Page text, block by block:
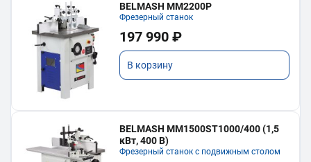
BELMASH MM2200P
Фрезерный станок
197 990 ₽
В корзину
BELMASH MM1500ST1000/400 (1,5
кВт, 400 В)
Фрезерный станок с подвижным столом